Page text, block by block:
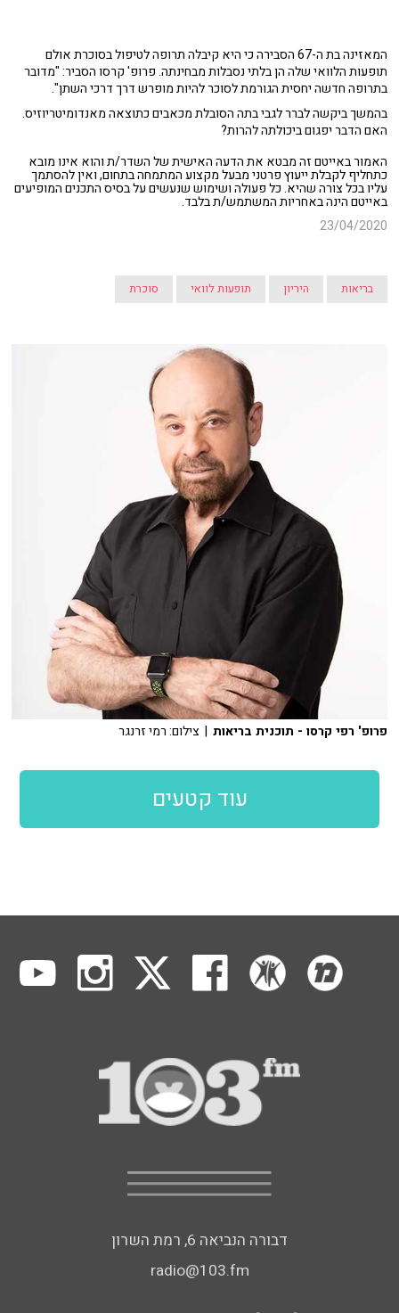
המאזינה בת ה-67 הסבירה כי היא קיבלה תרופה לטיפול בסוכרת אולם
תופעות הלוואי שלה הן בלתי נסבלות מבחינתה. פרופ' קרסו הסביר: "מדובר
בתרופה חדשה יחסית הגורמת לסוכר להיות מופרש דרך דרכי השתן".
בהמשך ביקשה לברר לגבי בתה הסובלת מכאבים כתוצאה מאנדומיטריוזיס.
האם הדבר יפגום ביכולתה להרות?
האמור באייטם זה מבטא את הדעה האישית של השדר/ת והוא אינו מובא
כתחליף לקבלת ייעוץ פרטני מבעל מקצוע המתמחה בתחום, ואין להסתמך
עליו בכל צורה שהיא. כל פעולה ושימוש שנעשים על בסיס התכנים המופיעים
באייטם הינה באחריות המשתמש/ת בלבד.
23/04/2020
בריאות היריון תופעות לוואי סוכרת
פרופ' רפי קרסו - תוכנית בריאות | צילום: רמי זרנגר
עוד קטעים
דבורה הנביאה 6, רמת השרון
radio@103.fm